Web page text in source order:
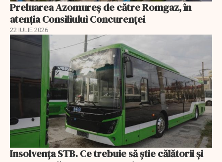
Preluarea Azomureş de către Romgaz, în
atenţia Consiliului Concurenţei
22 IULIE 2026
Insolvenţa STB. Ce trebuie să ştie călătorii şi